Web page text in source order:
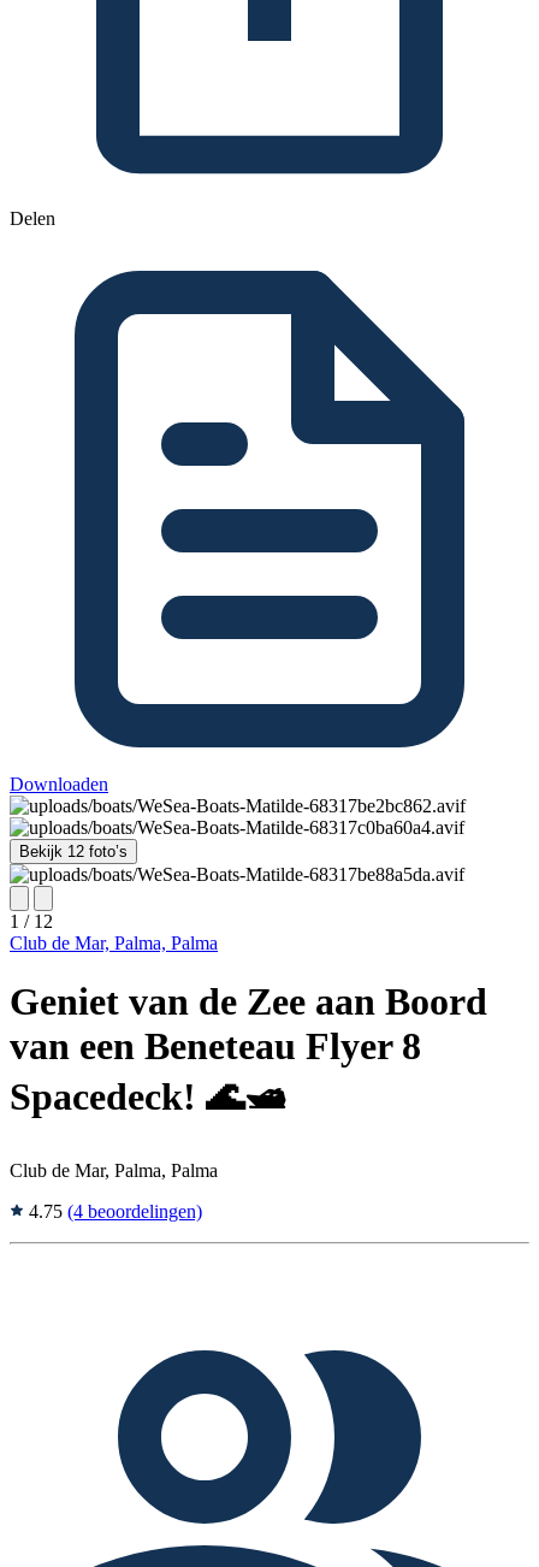
Delen
Downloaden
Bekijk 12 foto’s
1 / 12
Club de Mar, Palma, Palma
Geniet van de Zee aan Boord
van een Beneteau Flyer 8
Spacedeck! 🌊🛥️
Club de Mar, Palma, Palma
4.75 (4 beoordelingen)